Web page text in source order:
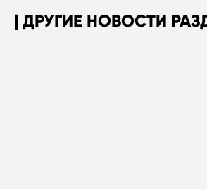
ДРУГИЕ НОВОСТИ